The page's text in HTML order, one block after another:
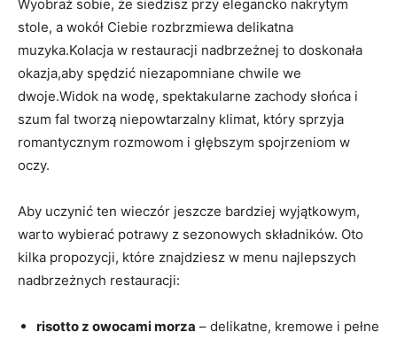
Wyobraź‌ sobie, że ⁤siedzisz⁣ przy elegancko nakrytym
stole, a wokół Ciebie rozbrzmiewa ‌delikatna
muzyka.Kolacja w restauracji nadbrzeżnej to ⁣doskonała
okazja,aby spędzić niezapomniane chwile⁢ we
dwoje.Widok na wodę, spektakularne zachody słońca i
szum fal tworzą niepowtarzalny klimat,​ który sprzyja
romantycznym rozmowom i głębszym spojrzeniom w‍
oczy.
Aby uczynić ten wieczór jeszcze bardziej wyjątkowym,
warto wybierać potrawy z sezonowych składników. Oto
kilka propozycji, ⁤które znajdziesz w menu najlepszych
nadbrzeżnych restauracji:
risotto z owocami morza – delikatne,⁤ kremowe i⁢ pełne